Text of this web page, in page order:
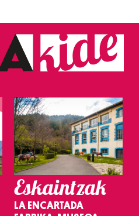
Eskaintzak
LA ENCARTADA